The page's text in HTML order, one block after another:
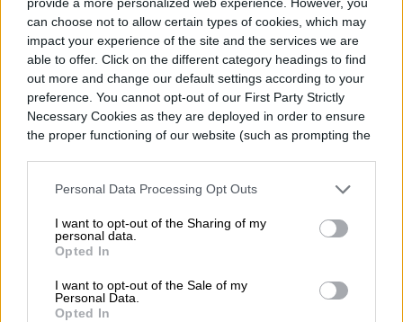
can choose not to allow certain types of cookies, which may
impact your experience of the site and the services we are
able to offer. Click on the different category headings to find
out more and change our default settings according to your
preference. You cannot opt-out of our First Party Strictly
Necessary Cookies as they are deployed in order to ensure
the proper functioning of our website (such as prompting the
Personal Data Processing Opt Outs
I want to opt-out of the Sharing of my
personal data.
Opted In
I want to opt-out of the Sale of my
Personal Data.
Opted In
pOLED de 6.7 pulgadas con tasa de
actualización de 120 Hz; altavoces estéreo
(Dolby Atmos); cámara dual con un sensor
Sony LYTIA 600 (tecnología Quad Pixel);
batería de 5,000 mAh con TurboPower de
30 W; procesador Snapdragon 6s Gen 3;
configuración de 12 GB de memoria RAM y
512 GB de almacenamiento; sistema
operativo Android 14, y cámara para selfies
de 32 MP.